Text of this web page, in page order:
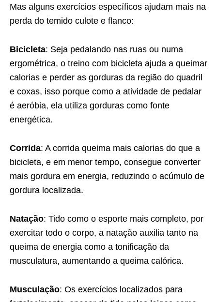
Mas alguns exercícios específicos ajudam mais na
perda do temido culote e flanco:
Bicicleta: Seja pedalando nas ruas ou numa
ergométrica, o treino com bicicleta ajuda a queimar
calorias e perder as gorduras da região do quadril
e coxas, isso porque como a atividade de pedalar
é aeróbia, ela utiliza gorduras como fonte
energética.
Corrida: A corrida queima mais calorias do que a
bicicleta, e em menor tempo, consegue converter
mais gordura em energia, reduzindo o acúmulo de
gordura localizada.
Natação: Tido como o esporte mais completo, por
exercitar todo o corpo, a natação auxilia tanto na
queima de energia como a tonificação da
musculatura, aumentando a queima calórica.
Musculação: Os exercícios localizados para